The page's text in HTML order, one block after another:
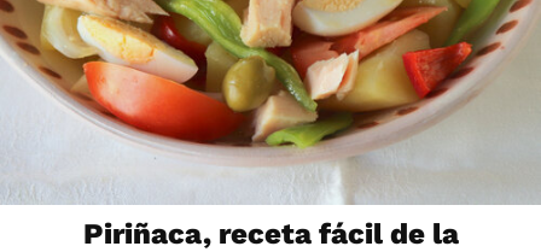
Piriñaca, receta fácil de la